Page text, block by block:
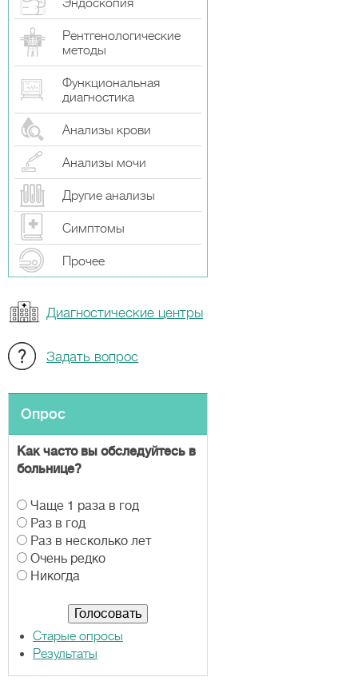
Эндоскопия
Рентгенологические
методы
Функциональная
диагностика
Анализы крови
Анализы мочи
Другие анализы
Симптомы
Прочeе
Диагностические центры
Задать вопрос
Опрос
Как часто вы обследуйтесь в
больнице?
В
а
р
и
а
Чаще 1 раза в год
Раз в год
Раз в несколько лет
Очень редко
Никогда
Старые опросы
Результаты